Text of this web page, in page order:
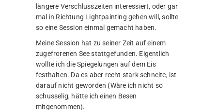
längere Verschlusszeiten interessiert, oder gar
mal in Richtung Lightpainting gehen will, sollte
so eine Session einmal gemacht haben.
Meine Session hat zu seiner Zeit auf einem
zugefrorenen See stattgefunden. Eigentlich
wollte ich die Spiegelungen auf dem Eis
festhalten. Da es aber recht stark schneite, ist
darauf nicht geworden (Wäre ich nicht so
schusselig, hätte ich einen Besen
mitgenommen).